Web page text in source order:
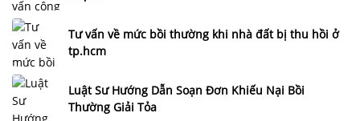
Tư vấn về mức bồi thường khi nhà đất bị thu hồi ở
tp.hcm
Luật Sư Hướng Dẫn Soạn Đơn Khiếu Nại Bồi
Thường Giải Tỏa